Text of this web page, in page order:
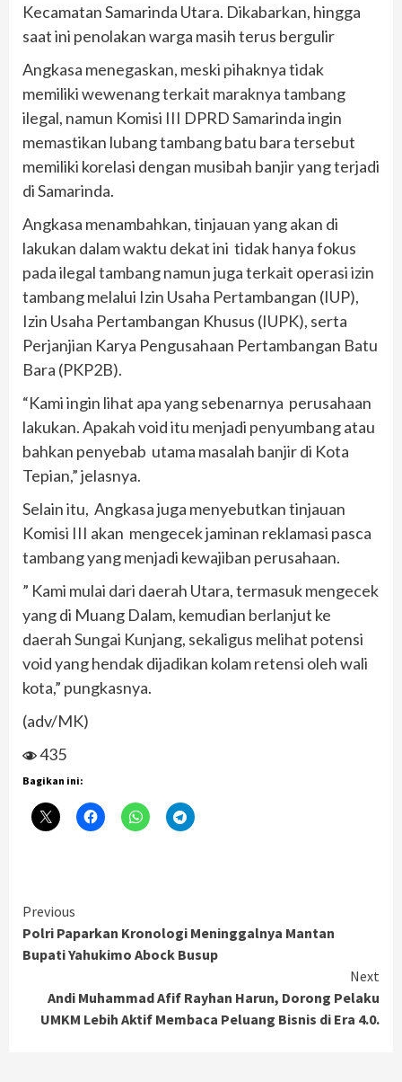
Kecamatan Samarinda Utara. Dikabarkan, hingga
saat ini penolakan warga masih terus bergulir
Angkasa menegaskan, meski pihaknya tidak
memiliki wewenang terkait maraknya tambang
ilegal, namun Komisi III DPRD Samarinda ingin
memastikan lubang tambang batu bara tersebut
memiliki korelasi dengan musibah banjir yang terjadi
di Samarinda.
Angkasa menambahkan, tinjauan yang akan di
lakukan dalam waktu dekat ini tidak hanya fokus
pada ilegal tambang namun juga terkait operasi izin
tambang melalui Izin Usaha Pertambangan (IUP),
Izin Usaha Pertambangan Khusus (IUPK), serta
Perjanjian Karya Pengusahaan Pertambangan Batu
Bara (PKP2B).
“Kami ingin lihat apa yang sebenarnya perusahaan
lakukan. Apakah void itu menjadi penyumbang atau
bahkan penyebab utama masalah banjir di Kota
Tepian,” jelasnya.
Selain itu, Angkasa juga menyebutkan tinjauan
Komisi III akan mengecek jaminan reklamasi pasca
tambang yang menjadi kewajiban perusahaan.
” Kami mulai dari daerah Utara, termasuk mengecek
yang di Muang Dalam, kemudian berlanjut ke
daerah Sungai Kunjang, sekaligus melihat potensi
void yang hendak dijadikan kolam retensi oleh wali
kota,” pungkasnya.
(adv/MK)
435
Bagikan ini:
Continue
Reading
Previous
Polri Paparkan Kronologi Meninggalnya Mantan
Bupati Yahukimo Abock Busup
Next
Andi Muhammad Afif Rayhan Harun, Dorong Pelaku
UMKM Lebih Aktif Membaca Peluang Bisnis di Era 4.0.